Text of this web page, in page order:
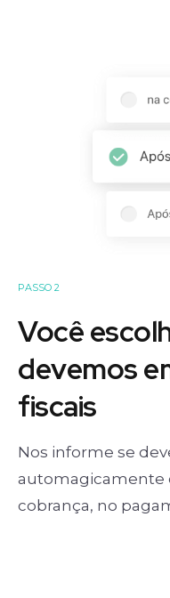
PASSO 2
Você
devemos
fiscais
Nos informe se
automagicamente
cobrança, no